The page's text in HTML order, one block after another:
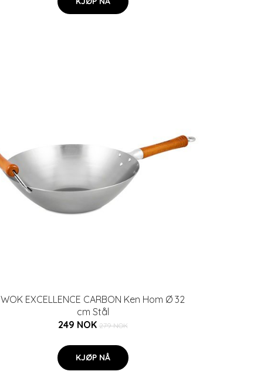
WOK EXCELLENCE CARBON Ken Hom Ø 32
cm Stål
249 NOK 279 NOK
KJØP NÅ